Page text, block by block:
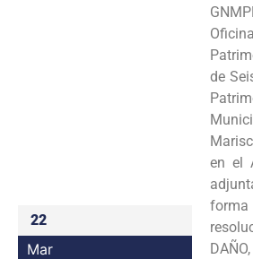
22
Mar
de
en el
forma